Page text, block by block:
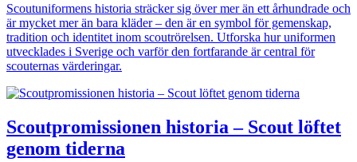
Scoutuniformens historia sträcker sig över mer än ett århundrade och
är mycket mer än bara kläder – den är en symbol för gemenskap,
tradition och identitet inom scoutrörelsen. Utforska hur uniformen
utvecklades i Sverige och varför den fortfarande är central för
scouternas värderingar.
Scoutpromissionen historia – Scout löftet
genom tiderna